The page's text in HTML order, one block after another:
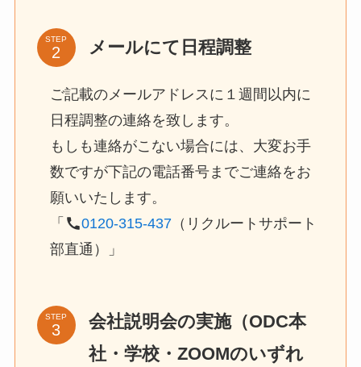
STEP メールにて日程調整
ご記載のメールアドレスに１週間以内に
日程調整の連絡を致します。
もしも連絡がこない場合には、大変お手
数ですが下記の電話番号までご連絡をお
願いいたします。
「
0120-315-437 （リクルートサポート
部直通）」
STEP
会社説明会の実施（ODC本
社・学校・ZOOMのいずれ